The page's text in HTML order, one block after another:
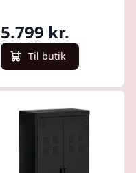
5.799 kr.
Til butik